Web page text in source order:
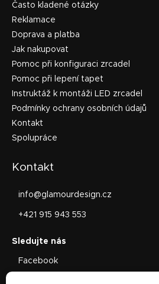
Často kladené otázky
Reklamace
Doprava a platba
Jak nakupovat
Pomoc při konfiguraci zrcadel
Pomoc při lepení tapet
Instruktáž k montáži LED zrcadel
Podmínky ochrany osobních údajů
Kontakt
Spolupráce
Kontakt
info@glamourdesign.cz
+421 915 943 553
Facebook